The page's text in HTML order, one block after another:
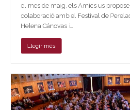
el mes de maig, els Amics us
colaboració amb el Festival de
Helena Cánovas i…
Llegir més